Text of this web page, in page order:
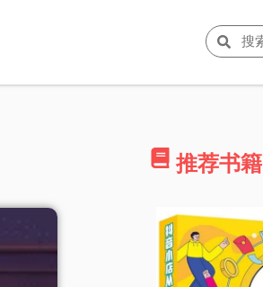
推荐书籍